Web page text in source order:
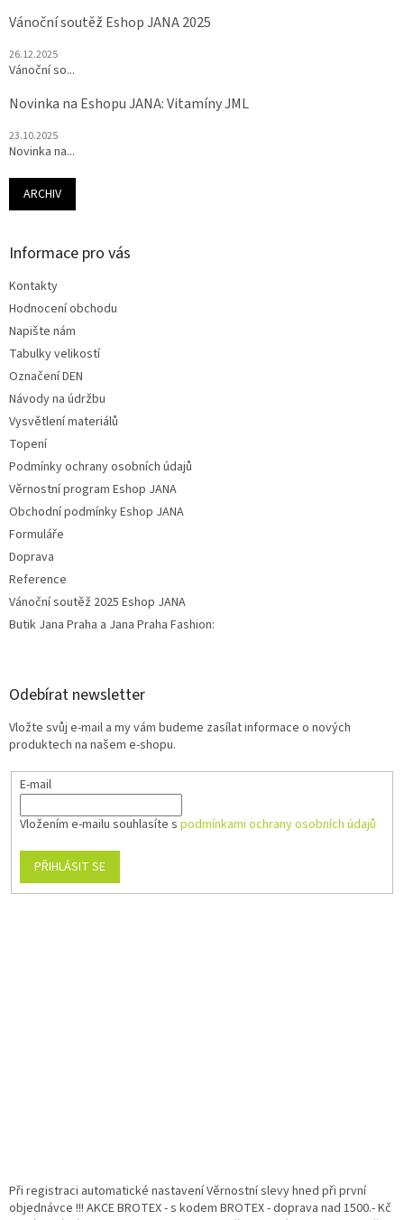
Vánoční soutěž Eshop JANA 2025
26.12.2025
Vánoční so...
Novinka na Eshopu JANA: Vitamíny JML
23.10.2025
Novinka na...
ARCHIV
Informace pro vás
Kontakty
Hodnocení obchodu
Napište nám
Tabulky velikostí
Označení DEN
Návody na údržbu
Vysvětlení materiálů
Topení
Podmínky ochrany osobních údajů
Věrnostní program Eshop JANA
Obchodní podmínky Eshop JANA
Formuláře
Doprava
Reference
Vánoční soutěž 2025 Eshop JANA
Butik Jana Praha a Jana Praha Fashion:
Odebírat newsletter
Vložte svůj e-mail a my vám budeme zasílat informace o nových
produktech na našem e-shopu.
E-mail
Vložením e-mailu souhlasíte s podmínkami ochrany osobních údajů
PŘIHLÁSIT SE
Při registraci automatické nastavení Věrnostní slevy hned při první
objednávce !!! AKCE BROTEX - s kodem BROTEX - doprava nad 1500.- Kč